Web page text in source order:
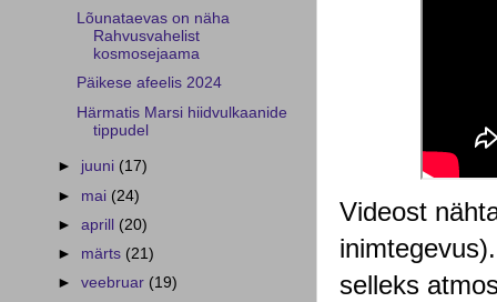
Videost
selleks
Lõunataevas on näha
Rahvusvahelist
kosmosejaama
Päikese afeelis 2024
Härmatis Marsi hiidvulkaanide
tippudel
► juuni (17)
► mai (24)
►aprill (20)
► märts (21)
►veebruar (19)